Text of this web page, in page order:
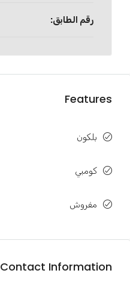
رقم الطابق:
Features
بلكون
كومبي
مفروش
Contact Information